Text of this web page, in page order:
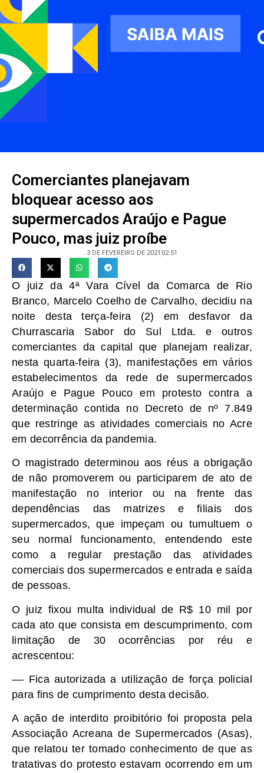
Comerciantes planejavam
bloquear acesso aos
supermercados Araújo e Pague
Pouco, mas juiz proíbe
3 DE FEVEREIRO DE 2021 02:51
O juiz da 4ª Vara Cível da Comarca de Rio
Branco, Marcelo Coelho de Carvalho, decidiu na
noite desta terça-feira (2) em desfavor da
Churrascaria Sabor do Sul Ltda. e outros
comerciantes da capital que planejam realizar,
nesta quarta-feira (3), manifestações em vários
estabelecimentos da rede de supermercados
Araújo e Pague Pouco em protesto contra a
determinação contida no Decreto de nº 7.849
que restringe as atividades comerciais no Acre
em decorrência da pandemia.
O magistrado determinou aos réus a obrigação
de não promoverem ou participarem de ato de
manifestação no interior ou na frente das
dependências das matrizes e filiais dos
supermercados, que impeçam ou tumultuem o
seu normal funcionamento, entendendo este
como a regular prestação das atividades
comerciais dos supermercados e entrada e saída
de pessoas.
O juiz fixou multa individual de R$ 10 mil por
cada ato que consista em descumprimento, com
limitação de 30 ocorrências por réu e
acrescentou:
–– Fica autorizada a utilização de força policial
para fins de cumprimento desta decisão.
A ação de interdito proibitório foi proposta pela
Associação Acreana de Supermercados (Asas),
que relatou ter tomado conhecimento de que as
tratativas do protesto estavam ocorrendo em um